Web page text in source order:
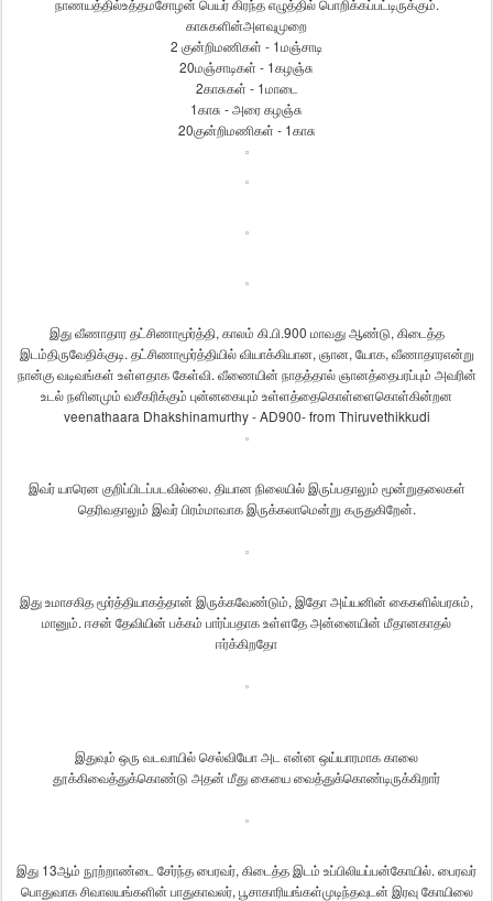
நாணயத்தில்உத்தமசோழன் பெயர் கிரந்த எழுத்தில் பொறிக்கப்பட்டிருக்கும்.
காசுகளின்அளவுமுறை
2 குன்றிமணிகள் - 1மஞ்சாடி
20மஞ்சாடிகள் - 1கழஞ்சு
2காசுகள் - 1மாடை
1காசு -அரைகழஞ்சு
20குன்றிமணிகள் - 1காசு
இது வீணாதார தட்சிணாமூர்த்தி, காலம் கி.பி.900 மாவது ஆண்டு, கிடைத்த
இடம்திருவேதிக்குடி. தட்சிணாமூர்த்தியில் வியாக்கியான, ஞான, யோக, வீணாதாரஎன்று
நான்கு வடிவங்கள் உள்ளதாக கேள்வி. வீணையின் நாதத்தால் ஞானத்தைபரப்பும் அவரின்
உடல்நளினமும் வசீகரிக்கும் புன்னகையும் உள்ளத்தைகொள்ளைகொள்கின்றன
veenathaara Dhakshinamurthy - AD900- from Thiruvethikkudi
இவர் யாரென குறிப்பிடப்படவில்லை. தியான நிலையில் இருப்பதாலும் மூன்றுதலைகள்
தெரிவதாலும் இவர் பிரம்மாவாக இருக்கலாமென்று கருதுகிறேன்.
இதுஉமாசகிதமூர்த்தியாகத்தான்இருக்கவேண்டும், இதோஅய்யனின்கைகளில்பரசும்,
மானும். ஈசன்தேவியின்பக்கம் பார்ப்பதாகஉள்ளதேஅன்னையின்மீதானகாதல்
ஈர்க்கிறதோ
இதுவும் ஒரு வடவாயில்செல்வியோஅட என்னஒய்யாரமாககாலை
தூக்கிவைத்துக்கொண்டு அதன்மீதுகையைவைத்துக்கொண்டிருக்கிறார்
இது 13ஆம் நூற்றாண்டை சேர்ந்தபைரவர், கிடைத்தஇடம் உப்பிலியப்பன்கோயில். பைரவர்
பொதுவாக சிவாலயங்களின் பாதுகாவலர், பூசாகாரியங்கள்முடிந்தவுடன் இரவு கோயிலை